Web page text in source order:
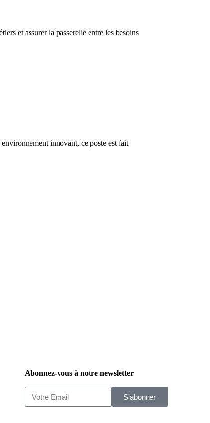
et assurer la passerelle entre les besoins
innovant, ce poste est fait
Abonnez-vous à notre newsletter
S'abonner